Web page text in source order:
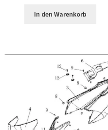
In den Warenkorb